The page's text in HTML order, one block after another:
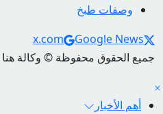
وصفات طبخ
Social Links
x.com
Google News
جميع الحقوق محفوظة © وكالة هنا
أهم الأخبار